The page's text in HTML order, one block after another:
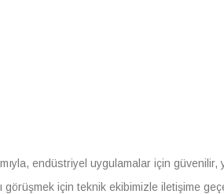
endüstriyel uygulamalar için güvenilir,
görüşmek için teknik ekibimizle iletişime